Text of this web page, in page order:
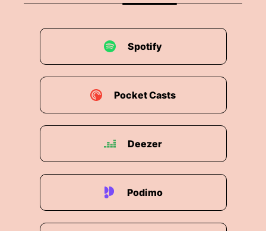
Spotify
Pocket Casts
Deezer
Podimo